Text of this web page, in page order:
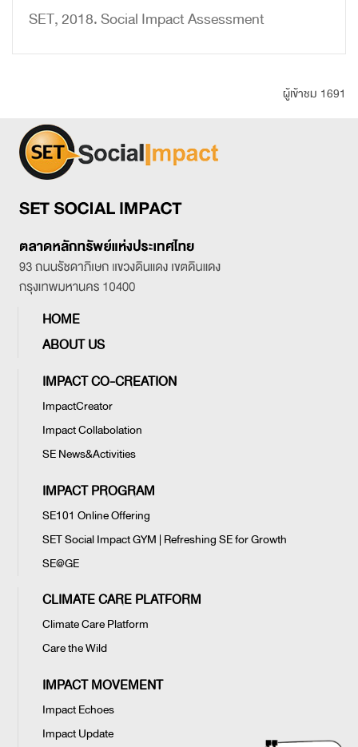
SET, 2018. Social Impact Assessment
ผู้เข้าชม 1691
HOME
ABOUT US
IMPACT CO-CREATION
ImpactCreator
Impact Collabolation
SE News&Activities
IMPACT PROGRAM
SE101 Online Offering
SET Social Impact GYM | Refreshing SE for Growth
SE@GE
CLIMATE CARE PLATFORM
Climate Care Platform
Care the Wild
IMPACT MOVEMENT
Impact Echoes
Impact Update